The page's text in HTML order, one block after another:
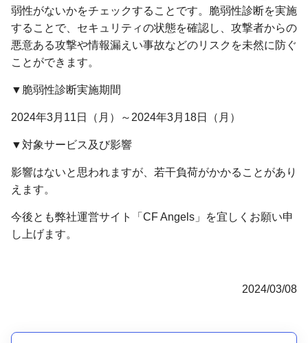
弱性がないかをチェックすることです。脆弱性診断を実施
することで、セキュリティの状態を確認し、攻撃者からの
悪意ある攻撃や情報漏えい事故などのリスクを未然に防ぐ
ことができます。
▼脆弱性診断実施期間
2024年3月11日（月）～2024年3月18日（月）
▼対象サービス及び影響
影響はないと思われますが、若干負荷がかかることがあり
えます。
今後とも弊社運営サイト「CF Angels」を宜しくお願い申
し上げます。
2024/03/08